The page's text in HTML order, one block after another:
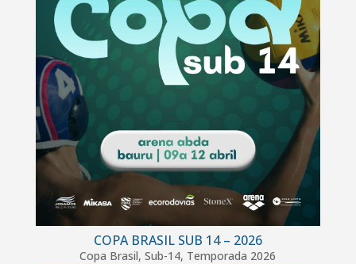
COPA BRASIL SUB 14 – 2026
Copa Brasil,Sub-14, Temporada 2026